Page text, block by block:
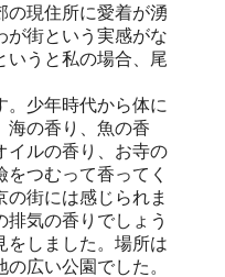
の現住所に愛着が湧
が街という実感がな
いうと私の場合、尾
。少年時代から体に
海の香り、魚の香
イルの香り、お寺の
つむって香ってく
の街には感じられま
気の香りでしょう
をしました。場所は
広い公園でした。